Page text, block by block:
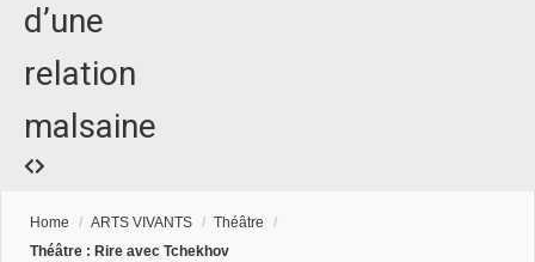
d’une
relation
malsaine
Home / ARTS VIVANTS / Théâtre
/
Théâtre : Rire avec Tchekhov